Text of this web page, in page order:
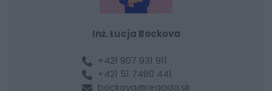
Inż. Łucja Bockova
+421 907 931 911
+421 51 7480 441
bockova@regada.sk